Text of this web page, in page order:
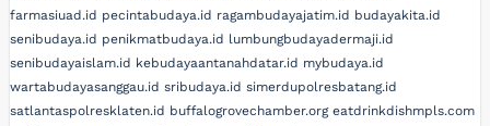
farmasiuad.id pecintabudaya.id ragambudayajatim.id budayakita.id
senibudaya.id penikmatbudaya.id lumbungbudayadermaji.id
senibudayaislam.id kebudayaantanahdatar.id mybudaya.id
wartabudayasanggau.id sribudaya.id simerdupolresbatang.id
satlantaspolresklaten.id buffalogrovechamber.org eatdrinkdishmpls.com